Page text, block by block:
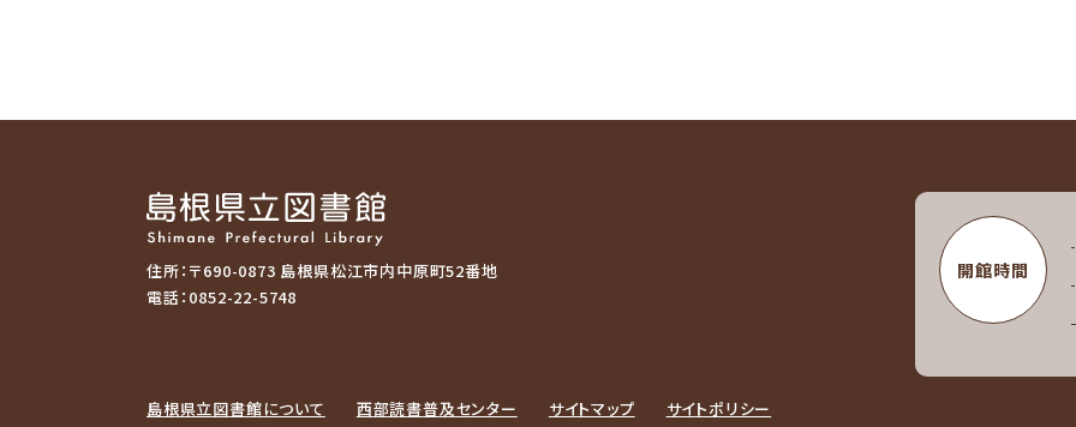
住所：〒690-0873 島根県松江市内中原町52番地
電話：0852-22-5748
島根県立図書館について 西部読書普及センター サイトマップ サイトポリシー
開館時間